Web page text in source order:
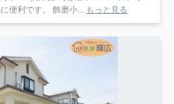
便利です。 飾磨小... もっと見る